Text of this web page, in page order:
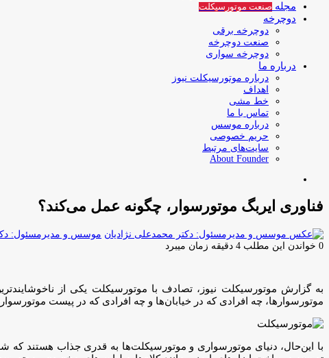
مجله صنعت موتورسیکلت
دوچرخه
دوچرخه برقی
صنعت دوچرخه
دوچرخه سواری
درباره ما
درباره موتورسیکلت نیوز
اهداف
خط مشی
تماس با ما
درباره موسس
حریم خصوصی
سایت‌های مرتبط
About Founder
فناوری ایربگ موتورسوار، چگونه عمل می‌کند؟
موسس و مدیرمسئول:
0 خواندن این مطلب 4 دقیقه زمان میبرد
به گزارش موتورسيكلت نيوز، تصادف با موتورسیکلت یکی از
موتورسوارها، چه افرادی که در خیابان‌ها و چه افرادی که در پیست